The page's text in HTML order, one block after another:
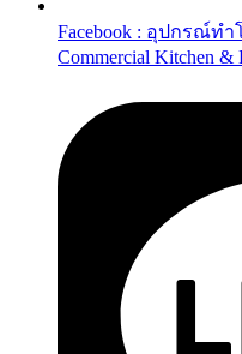
Facebook : อุปกรณ์ท
Commercial Kitchen &